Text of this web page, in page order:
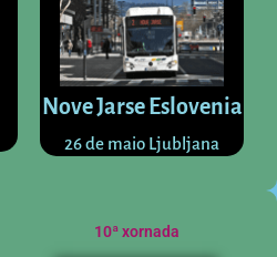
Nove Jarse Eslovenia
26 de maio Ljubljana
10ª xornada